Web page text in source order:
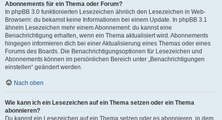
Abonnements für ein Thema oder Forum?
In phpBB 3.0 funktionierten Lesezeichen ähnlich den Lesezeichen in Web-
Browsern: du bekamst keine Informationen bei einem Update. In phpBB 3.1
ähneln Lesezeichen mehr einem Abonnement: du kannst eine
Benachrichtigung erhalten, wenn ein Thema aktualisiert wird. Abonnements
hingegen informieren dich bei einer Aktualisierung eines Themas oder eines
Forums des Boards. Die Benachrichtigungsoptionen für Lesezeichen und
Abonnements können im persönlichen Bereich unter „Benachrichtigungen
einstellen“ geändert werden.
Nach oben
Wie kann ich ein Lesezeichen auf ein Thema setzen oder ein Thema
abonnieren?
Du kannst ein Lesezeichen auf ein Thema setzen oder es abonnieren, in dem